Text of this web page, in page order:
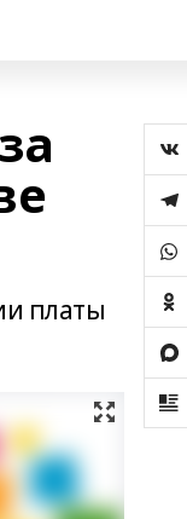
платы